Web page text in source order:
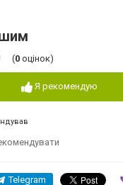
(0 оцінок)
Я рекомендую
Telegram